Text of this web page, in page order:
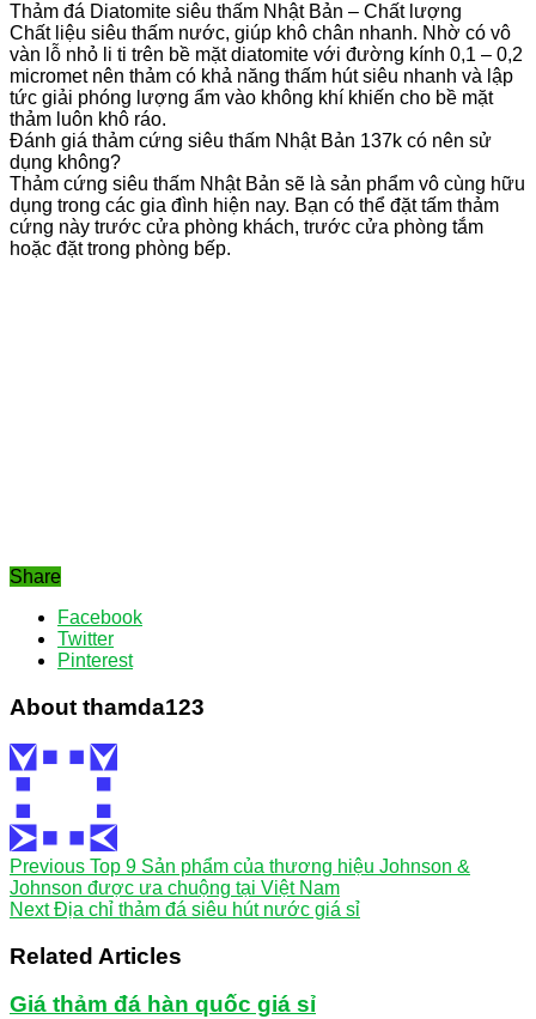
Thảm đá Diatomite siêu thấm Nhật Bản – Chất lượng
Chất liệu siêu thấm nước, giúp khô chân nhanh. Nhờ có vô
vàn lỗ nhỏ li ti trên bề mặt diatomite với đường kính 0,1 – 0,2
micromet nên thảm có khả năng thấm hút siêu nhanh và lập
tức giải phóng lượng ẩm vào không khí khiến cho bề mặt
thảm luôn khô ráo.
Đánh giá thảm cứng siêu thấm Nhật Bản 137k có nên sử
dụng không?
Thảm cứng siêu thấm Nhật Bản sẽ là sản phẩm vô cùng hữu
dụng trong các gia đình hiện nay. Bạn có thể đặt tấm thảm
cứng này trước cửa phòng khách, trước cửa phòng tắm
hoặc đặt trong phòng bếp.
Share
Facebook
Twitter
Pinterest
About thamda123
Previous Top 9 Sản phẩm của thương hiệu Johnson &
Johnson được ưa chuộng tại Việt Nam
NextĐịa chỉ thảm đá siêu hút nước giá sỉ
Related Articles
Giá thảm đá hàn quốc giá sỉ